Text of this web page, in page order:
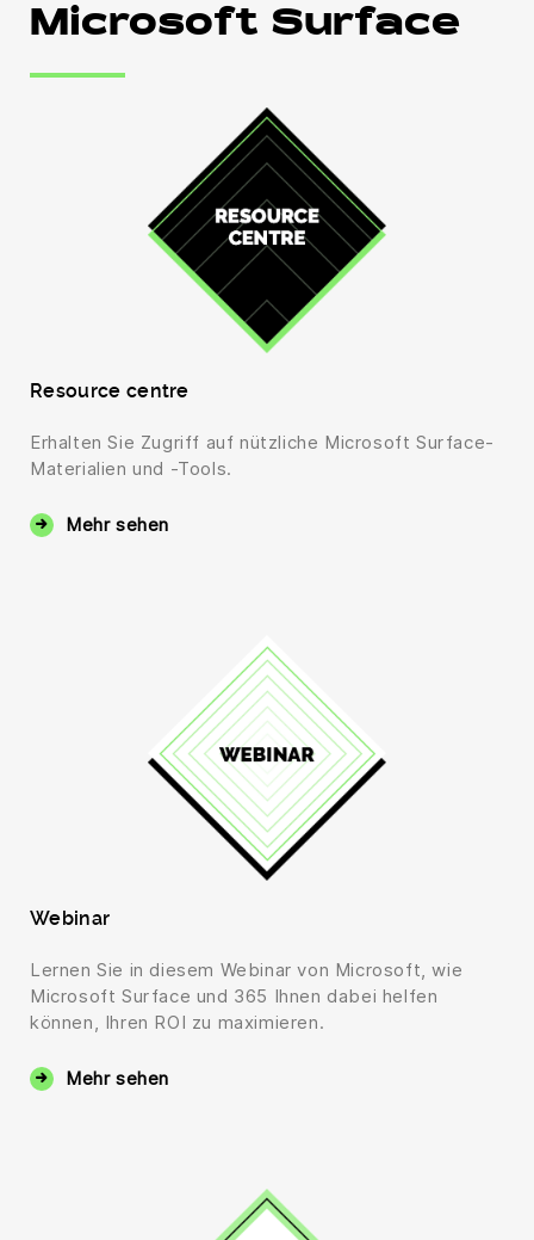
Microsoft Surface
Resource centre
Erhalten Sie Zugriff auf nützliche Microsoft Surface-
Materialien und -Tools.
Mehr sehen
Webinar
Lernen Sie in diesem Webinar von Microsoft, wie
Microsoft Surface und 365 Ihnen dabei helfen
können, Ihren ROI zu maximieren.
Mehr sehen